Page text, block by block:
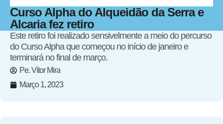
Curso Alpha do Alqueidão da Serra e
Alcaria fez retiro
Este retiro foi realizado sensivelmente a meio do percurso
do Curso Alpha que começou no início de janeiro e
terminará no final de março.
Pe. Vítor Mira
Março 1, 2023